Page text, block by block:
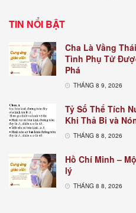
TIN NỔI BẬT
Cha Là Vầng
Tình Phụ Tử
Phá
THÁNG 8 9, 2026
Tỷ Số Thể Tích
Khi Thả Bi và
THÁNG 8 8, 2026
Hồ Chí Minh –
lý
THÁNG 8 8, 2026